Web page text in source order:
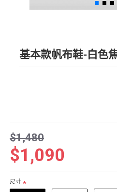
基本款帆布鞋-白色
$1,090
$1,480
尺寸